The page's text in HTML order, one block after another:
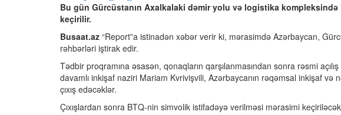
Bu gün Gürcüstanın Axalkalaki dəmir yolu və logistika
keçirilir.
Busaat.az “Report”a istinadən xəbər verir ki, mərasimdə Azərbaycan,
rəhbərləri iştirak edir.
Tədbir proqramına əsasən, qonaqların qarşılanmasından sonra rəsmi
davamlı inkişaf naziri Mariam Kvrivişvili, Azərbaycanın rəqəmsal inkişaf
çıxış edəcəklər.
Çıxışlardan sonra BTQ-nin simvolik istifadəyə verilməsi mərasimi